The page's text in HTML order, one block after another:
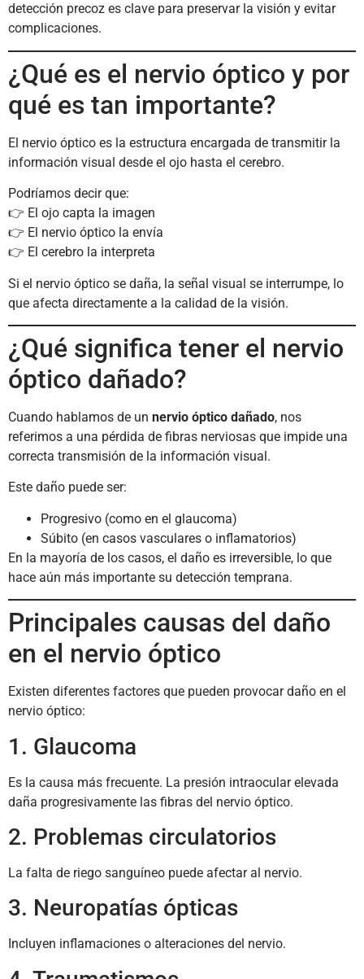
detección precoz es clave para preservar la visión y evitar
complicaciones.
¿Qué es el nervio óptico y por
qué es tan importante?
El nervio óptico es la estructura encargada de transmitir la
información visual desde el ojo hasta el cerebro.
Podríamos decir que:
👉 El ojo capta la imagen
👉 El nervio óptico la envía
👉 El cerebro la interpreta
Si el nervio óptico se daña, la señal visual se interrumpe, lo
que afecta directamente a la calidad de la visión.
¿Qué significa tener el nervio
óptico dañado?
Cuando hablamos de un nervio óptico dañado, nos
referimos a una pérdida de fibras nerviosas que impide una
correcta transmisión de la información visual.
Este daño puede ser:
Progresivo (como en el glaucoma)
Súbito (en casos vasculares o inflamatorios)
En la mayoría de los casos, el daño es irreversible, lo que
hace aún más importante su detección temprana.
Principales causas del daño
en el nervio óptico
Existen diferentes factores que pueden provocar daño en el
nervio óptico:
1. Glaucoma
Es la causa más frecuente. La presión intraocular elevada
daña progresivamente las fibras del nervio óptico.
2. Problemas circulatorios
La falta de riego sanguíneo puede afectar al nervio.
3. Neuropatías ópticas
Incluyen inflamaciones o alteraciones del nervio.